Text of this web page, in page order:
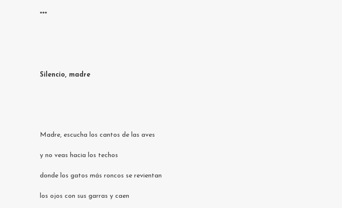
***
Silencio, madre
Madre, escucha los cantos de las aves
y no veas hacia los techos
donde los gatos más roncos se revientan
los ojos con sus garras y caen